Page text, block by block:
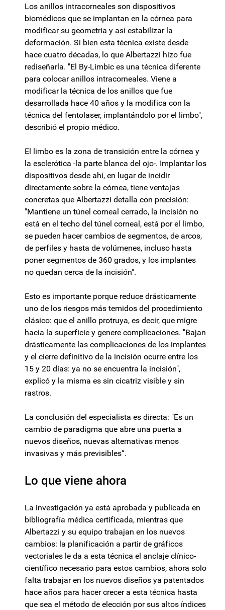
Los anillos intracorneales son dispositivos
biomédicos que se implantan en la córnea para
modificar su geometría y así estabilizar la
deformación. Si bien esta técnica existe desde
hace cuatro décadas, lo que Albertazzi hizo fue
rediseñarla. "El By-Limbic es una técnica diferente
para colocar anillos intracorneales. Viene a
modificar la técnica de los anillos que fue
desarrollada hace 40 años y la modifica con la
técnica del fentolaser, implantándolo por el limbo",
describió el propio médico.
El limbo es la zona de transición entre la córnea y
la esclerótica -la parte blanca del ojo-. Implantar los
dispositivos desde ahí, en lugar de incidir
directamente sobre la córnea, tiene ventajas
concretas que Albertazzi detalla con precisión:
"Mantiene un túnel corneal cerrado, la incisión no
está en el techo del túnel corneal, está por el limbo,
se pueden hacer cambios de segmentos, de arcos,
de perfiles y hasta de volúmenes, incluso hasta
poner segmentos de 360 grados, y los implantes
no quedan cerca de la incisión".
Esto es importante porque reduce drásticamente
uno de los riesgos más temidos del procedimiento
clásico: que el anillo protruya, es decir, que migre
hacia la superficie y genere complicaciones. "Bajan
drásticamente las complicaciones de los implantes
y el cierre definitivo de la incisión ocurre entre los
15 y 20 días: ya no se encuentra la incisión",
explicó y la misma es sin cicatriz visible y sin
rastros.
La conclusión del especialista es directa: "Es un
cambio de paradigma que abre una puerta a
nuevos diseños, nuevas alternativas menos
invasivas y más previsibles“.
Lo que viene ahora
La investigación ya está aprobada y publicada en
bibliografía médica certificada, mientras que
Albertazzi y su equipo trabajan en los nuevos
cambios: la planificación a partir de gráficos
vectoriales le da a esta técnica el anclaje clínico-
científico necesario para estos cambios, ahora solo
falta trabajar en los nuevos diseños ya patentados
hace años para hacer crecer a esta técnica hasta
que sea el método de elección por sus altos índices